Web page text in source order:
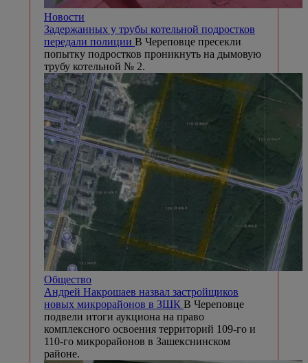
Новости
Задержанных у трубы котельной подростков
передали полиции В Череповце пресекли
попытку подростков проникнуть на дымовую
трубу котельной № 2.
Общество
Андрей Накрошаев назвал застройщиков
новых микрорайонов в ЗШК В Череповце
подвели итоги аукциона на право
комплексного освоения территорий 109-го и
110-го микрорайонов в Зашекснинском
районе.